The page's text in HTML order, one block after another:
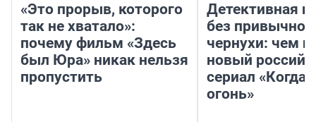
«Это прорыв, которого
так не хватало»:
почему фильм «Здесь
был Юра» никак нельзя
пропустить
Детективная
без привычной
чернухи: чем
новый
сериал «Когда
огонь»